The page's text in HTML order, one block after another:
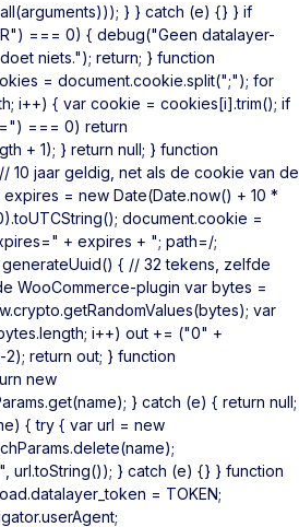
} } catch (e) {} } if
=== 0) { debug("Geen datalayer-
niets."); return; } function
= document.cookie.split(";"); for
i++) { var cookie = cookies[i].trim(); if
=== 0) return
+ 1); } return null; } function
10 jaar geldig, net als de cookie van de
= new Date(Date.now() + 10 *
document.cookie =
+ expires + "; path=/;
{ // 32 tekens, zelfde
WooCommerce-plugin var bytes =
var
i++) out += ("0" +
return out; } function
new
} catch (e) { return null;
{ try { var url = new
url.toString()); } catch (e) {} } function
= TOKEN;